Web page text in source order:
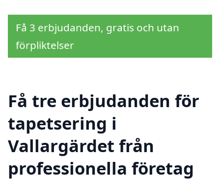
Få 3 erbjudanden, gratis och utan
förpliktelser
Få tre erbjudanden för
tapetsering i
Vallargärdet från
professionella företag